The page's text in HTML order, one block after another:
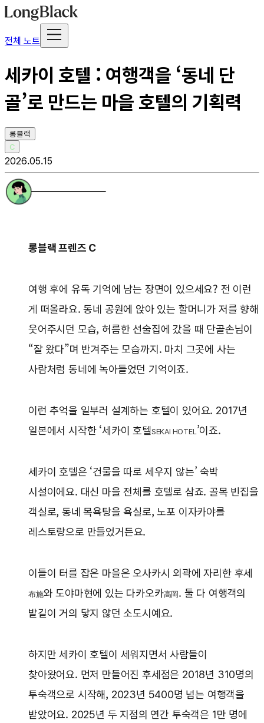
전체 노트
세카이 호텔 : 여행객을 ‘동네 단
골’로 만드는 마을 호텔의 기획력
롱블랙
C
2026.05.15
롱블랙 프렌즈 C
여행 후에 유독 기억에 남는 장면이 있으세요? 전 이런
게 떠올라요. 동네 공원에 앉아 있는 할머니가 저를 향해
웃어주시던 모습, 허름한 선술집에 갔을 때 단골손님이
“잘 왔다”며 반겨주는 모습까지. 마치 그곳에 사는
사람처럼 동네에 녹아들었던 기억이죠.
이런 추억을 일부러 설계하는 호텔이 있어요. 2017년
일본에서 시작한 ‘세카이 호텔SEKAI HOTEL’이죠.
세카이 호텔은 ‘건물을 따로 세우지 않는’ 숙박
시설이에요. 대신 마을 전체를 호텔로 삼죠. 골목 빈집을
객실로, 동네 목욕탕을 욕실로, 노포 이자카야를
레스토랑으로 만들었거든요.
이들이 터를 잡은 마을은 오사카시 외곽에 자리한 후세
布施와 도야마현에 있는 다카오카高岡 . 둘 다 여행객의
발길이 거의 닿지 않던 소도시예요.
하지만 세카이 호텔이 세워지면서 사람들이
찾아왔어요. 먼저 만들어진 후세점은 2018년 310명의
투숙객으로 시작해, 2023년 5400명 넘는 여행객을
받았어요. 2025년 두 지점의 연간 투숙객은 1만 명에